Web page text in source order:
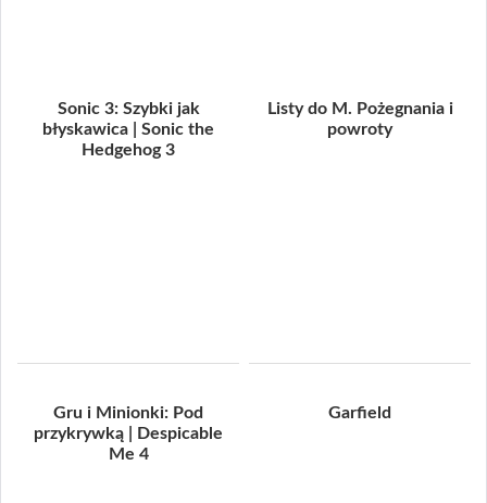
Sonic 3: Szybki jak
błyskawica | Sonic the
Hedgehog 3
Listy do M. Pożegnania i
powroty
Gru i Minionki: Pod
przykrywką | Despicable
Me 4
Garfield